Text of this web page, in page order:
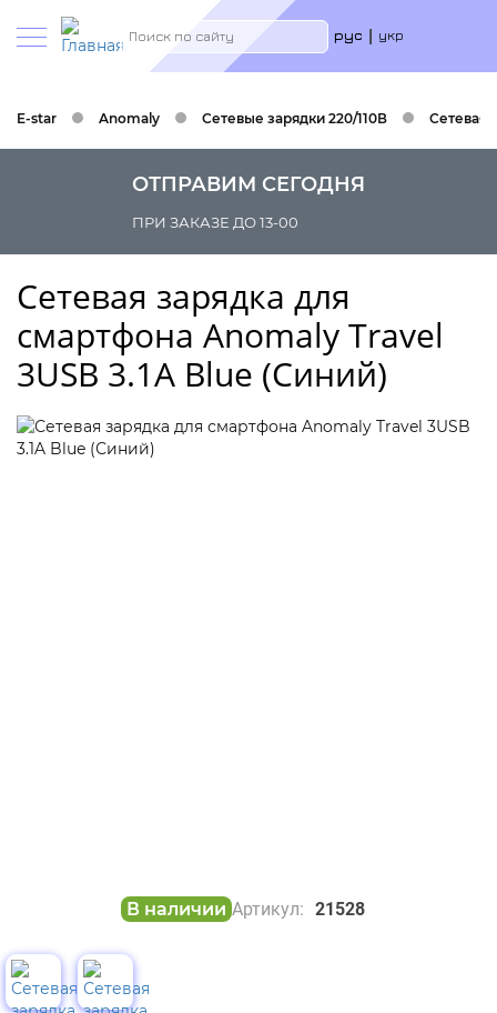
Search рус укр
E-star Anomaly Сетевые зарядки 220/110В Сетевая
ОТПРАВИМ СЕГОДНЯ
ПРИ ЗАКАЗЕ ДО 13-00
Сетевая зарядка для
смартфона Anomaly Travel
3USB 3.1A Blue (Синий)
В наличии Артикул: 21528